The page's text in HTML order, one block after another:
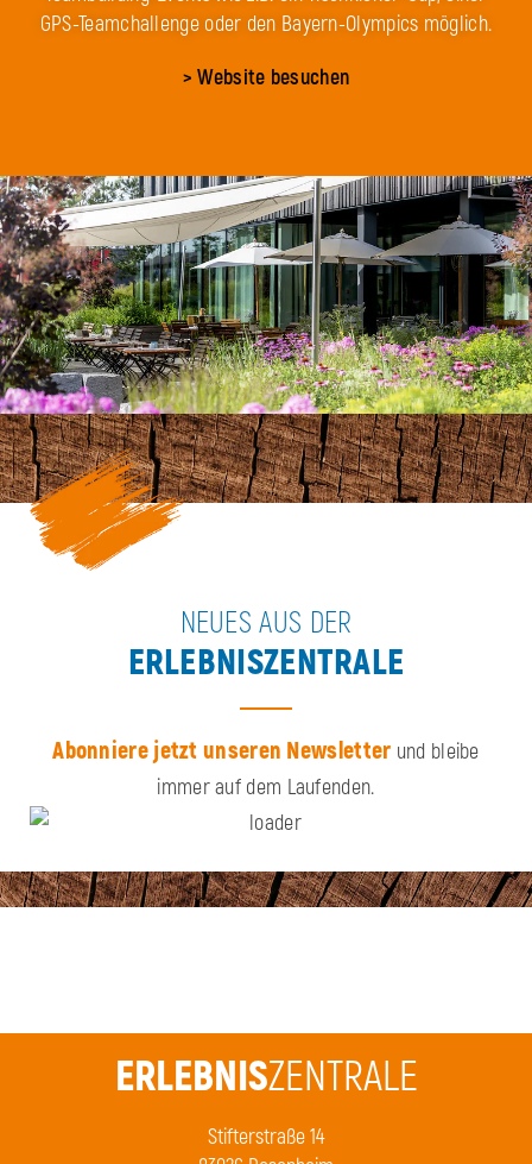
GPS-Teamchallenge oder den Bayern-Olympics möglich.
> Website besuchen
NEUES AUS DER
ERLEBNISZENTRALE
Abonniere jetzt unseren Newsletter und bleibe
immer auf dem Laufenden.
ERLEBNISZENTRALE
Stifterstraße 14